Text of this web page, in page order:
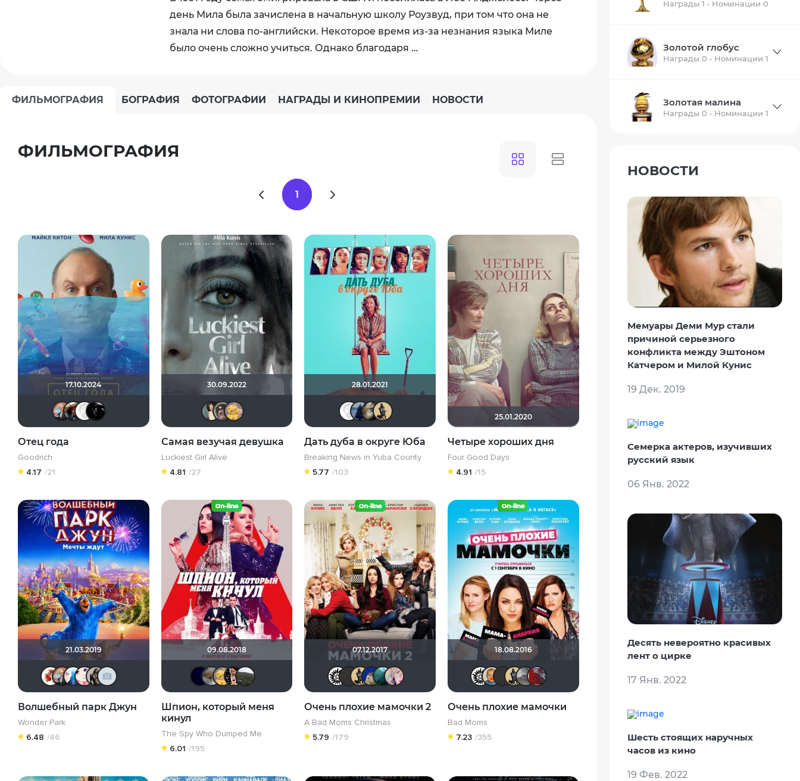
день Мила была зачислена в начальную школу Роузвуд, при том что она не
знала ни слова по-английски. Некоторое время из-за незнания языка Миле
было очень сложно учиться. Однако благодаря …
ФИЛЬМОГРАФИЯ БОГРАФИЯ ФОТОГРАФИИ НАГРАДЫ И КИНОПРЕМИИ НОВОСТИ
ФИЛЬМОГРАФИЯ
1
17.10.2024
Отец года
Goodrich
4.17 /21
30.09.2022
Anastasia_Podkova
Самая везучая девушка
Luckiest Girl Alive
4.81 /27
28.01.2021
id1565860Derbish
Дать дуба в округе Юба
Breaking News in Yuba County
5.77 /103
25.01.2020
Четыре хороших дня
Four Good Days
4.91 /15
21.03.2019
Виктория555
muzotimeVia ad inferos
id376445592
Волшебный парк Джун
Wonder Park
6.48 /46
09.08.2018
SatanaKlaus Urartuu
Шпион, который меня
кинул
The Spy Who Dumped Me
6.01 /195
07.12.2017
ivadich
Yus90 Giovanna
Bukashkaza30
Очень плохие мамочки 2
A Bad Moms Christmas
5.79 /179
18.08.2016
ivadich
maxx2035
Очень плохие мамочки
Bad Moms
7.23 /355
Награды 1 • Номинации 0
Золотой глобус
Награды 0 • Номинации 1
Золотая малина
Награды 0 • Номинации 1
НОВОСТИ
Мемуары Деми Мур стали
причиной серьезного
конфликта между Эштоном
Катчером и Милой Кунис
19 Дек. 2019
Семерка актеров, изучивших
русский язык
06 Янв. 2022
Десять невероятно красивых
лент о цирке
17 Янв. 2022
Шесть стоящих наручных
часов из кино
19 Фев. 2022